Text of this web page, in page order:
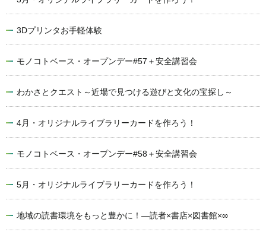
3Dプリンタお手軽体験
モノコトベース・オープンデー#57＋安全講習会
わかさとクエスト～近場で見つける遊びと文化の宝探し～
4月・オリジナルライブラリーカードを作ろう！
モノコトベース・オープンデー#58＋安全講習会
5月・オリジナルライブラリーカードを作ろう！
地域の読書環境をもっと豊かに！―読者×書店×図書館×∞